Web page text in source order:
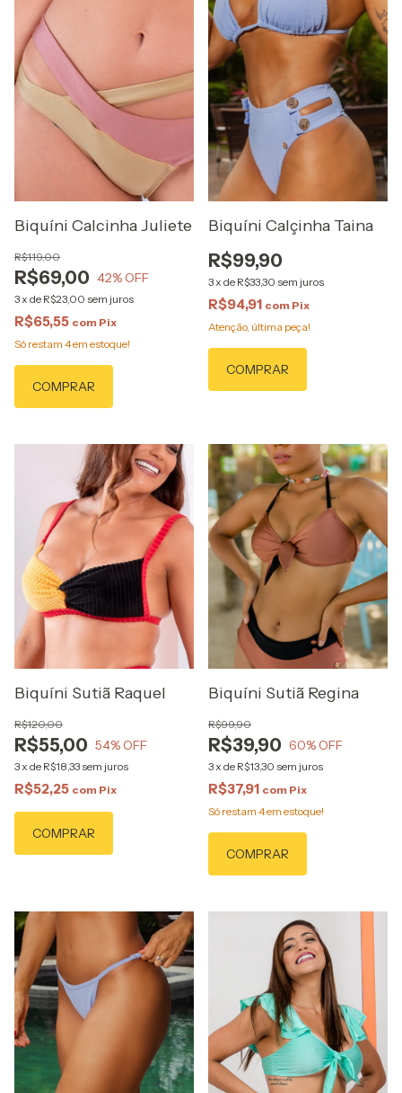
Biquíni Calcinha Juliete
R$69,00
R$119,00
42% OFF
3 x de R$23,00 sem juros
R$65,55 com Pix
Só restam 4em estoque!
COMPRAR
Biquíni Calçinha Taina
R$99,90
3 x de R$33,30 sem juros
R$94,91 com Pix
Atenção, última peça!
COMPRAR
Biquíni Sutiã Raquel
R$55,00
R$120,00
54% OFF
3 x de R$18,33 sem juros
R$52,25 com Pix
COMPRAR
Biquíni Sutiã Regina
R$39,90
R$99,90
60% OFF
3 x de R$13,30 sem juros
R$37,91 com Pix
Só restam 4em estoque!
COMPRAR